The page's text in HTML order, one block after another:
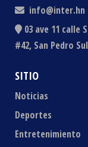
info@inter.hn
03 ave 11 calle
#42, San Pedro
SITIO
Noticias
Deportes
Entretenimiento